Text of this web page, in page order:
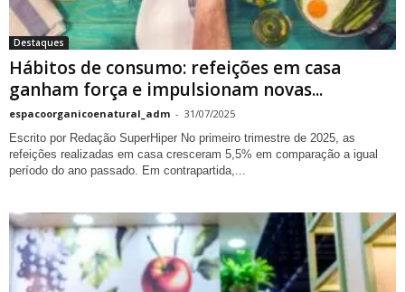
Destaques
Hábitos de consumo: refeições em casa
ganham força e impulsionam novas...
espacoorganicoenatural_adm - 31/07/2025
Escrito por Redação SuperHiper No primeiro trimestre de 2025, as
refeições realizadas em casa cresceram 5,5% em comparação a igual
período do ano passado. Em contrapartida,...